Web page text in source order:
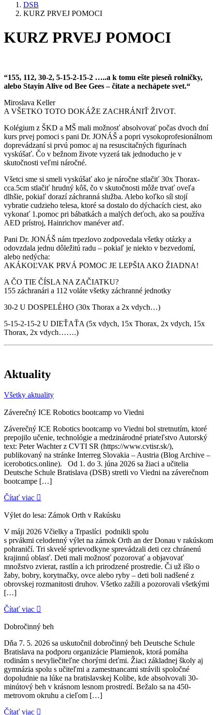
DSB
KURZ PRVEJ POMOCI
KURZ PRVEJ POMOCI
“155, 112, 30-2, 5-15-2-15-2 …..a k tomu ešte pieseň rolničky,
alebo Stayin Alive od Bee Gees – čítate a nechápete svet.“
Miroslava Keller
A VŠETKO TOTO DOKÁŽE ZACHRÁNIŤ ŽIVOT.
Kolégium z ŠKD a MŠ mali možnosť absolvovať počas dvoch dní
kurs prvej pomoci s pani Dr. JONÁŠ a popri vysokoprofesionálnom
doprevádzaní si prvú pomoc aj na resuscitačných figurínach
vyskúšať. Čo v bežnom živote vyzerá tak jednoducho je v
skutočnosti veľmi náročné.
Všetci sme si smeli vyskúšať ako je náročne stlačiť 30x Thorax-
cca.5cm stlačiť hrudný kôš, čo v skutočnosti môže trvať oveľa
dlhšie, pokiaľ dorazí záchranná služba. Alebo koľko síl stojí
vybratie cudzieho telesa, ktoré sa dostalo do dýchacích ciest, ako
vykonať 1.pomoc pri bábatkách a malých deťoch, ako sa používa
AED prístroj, Hainrichov manéver atď.
Pani Dr. JONÁŠ nám trpezlovo zodpovedala všetky otázky a
odovzdala jednu dôležitú radu – pokiaľ je niekto v bezvedomí,
alebo nedýcha:
AKÁKOĽVAK PRVÁ POMOC JE LEPŠIA AKO ŽIADNA!
A ČO TIE ČÍSLA NA ZAČIATKU?
155 záchranári a 112 voláte všetky záchranné jednotky
30-2 U DOSPELÉHO (30x Thorax a 2x vdych…)
5-15-2-15-2 U DIEŤAŤA (5x vdych, 15x Thorax, 2x vdych, 15x
Thorax, 2x vdych…….)
Aktuality
Všetky aktuality
Záverečný ICE Robotics bootcamp vo Viedni
Záverečný ICE Robotics bootcamp vo Viedni bol stretnutím, ktoré
prepojilo učenie, technológie a medzinárodné priateľstvo Autorský
text: Peter Wachter z CVTI SR (https://www.cvtisr.sk/),
publikovaný na stránke Interreg Slovakia – Austria (Blog Archive –
icerobotics.online). Od 1. do 3. júna 2026 sa žiaci a učitelia
Deutsche Schule Bratislava (DSB) stretli vo Viedni na záverečnom
bootcampe […]
Čítať viac
Výlet do lesa: Zámok Orth v Rakúsku
V máji 2026 Včielky a Trpaslíci podnikli spolu
s prvákmi celodenný výlet na zámok Orth an der Donau v rakúskom
pohraničí. Tri skvelé sprievodkyne sprevádzali deti cez chránenú
krajinnú oblasť. Deti mali možnosť pozorovať a objavovať
množstvo zvierat, rastlín a ich prirodzené prostredie. Či už išlo o
žaby, bobry, korytnačky, ovce alebo ryby – deti boli nadšené z
obrovskej rozmanitosti druhov. Všetko zažili a pozorovali všetkými
[…]
Čítať viac
Dobročinný beh
Dňa 7. 5. 2026 sa uskutočnil dobročinný beh Deutsche Schule
Bratislava na podporu organizácie Plamienok, ktorá pomáha
rodinám s nevyliečiteľne chorými deťmi. Žiaci základnej školy aj
gymnázia spolu s učiteľmi a zamestnancami strávili spoločné
dopoludnie na lúke na bratislavskej Kolibe, kde absolvovali 30-
minútový beh v krásnom lesnom prostredí. Bežalo sa na 450-
metrovom okruhu a cieľom […]
Čítať viac